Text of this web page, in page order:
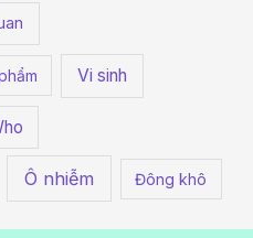
Vi sinh
Ô nhiễm Đông khô